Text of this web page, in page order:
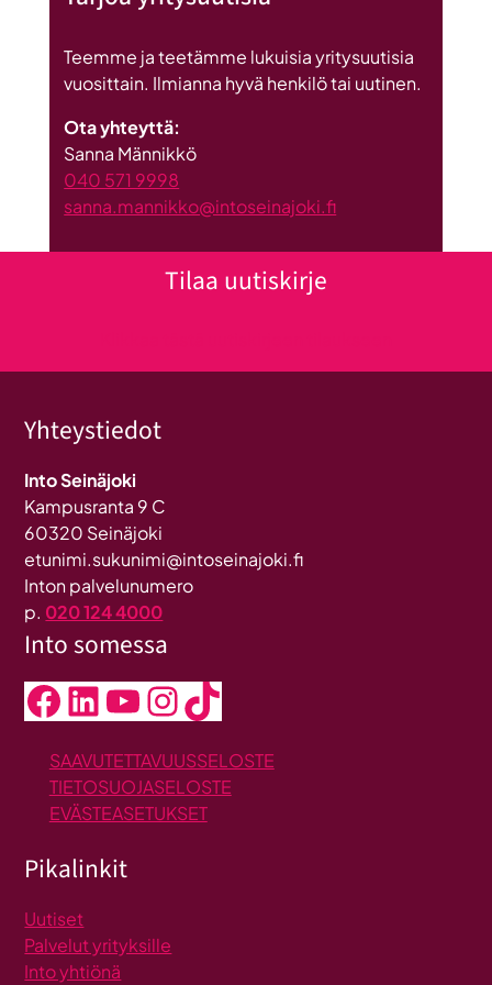
Teemme ja teetämme lukuisia yritysuutisia
vuosittain. Ilmianna hyvä henkilö tai uutinen.
Ota yhteyttä:
Sanna Männikkö
040 571 9998
sanna.mannikko@intoseinajoki.fi
Tilaa uutiskirje
Yhteystiedot
Into Seinäjoki
Kampusranta 9 C
60320 Seinäjoki
etunimi.sukunimi@intoseinajoki.fi
Inton palvelunumero
p. 020 124 4000
Into somessa
Facebook LinkedIn YouTube InstagramTikTok
SAAVUTETTAVUUSSELOSTE
TIETOSUOJASELOSTE
EVÄSTEASETUKSET
Pikalinkit
Uutiset
Palvelut yrityksille
Into yhtiönä